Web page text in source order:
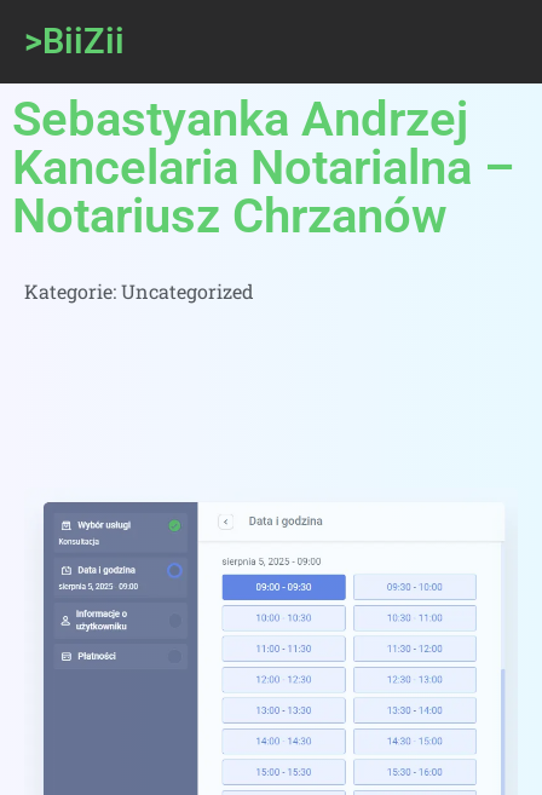
>BiiZii
Sebastyanka Andrzej
Kancelaria Notarialna –
Notariusz Chrzanów
Kategorie:Uncategorized